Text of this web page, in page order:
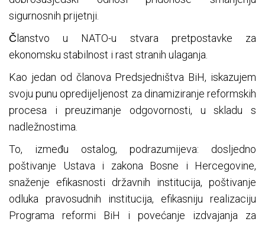
sigurnosnih prijetnji.
Članstvo u NATO-u stvara pretpostavke za
ekonomsku stabilnost i rast stranih ulaganja.
Kao jedan od članova Predsjedništva BiH, iskazujem
svoju punu opredijeljenost za dinamiziranje reformskih
procesa i preuzimanje odgovornosti, u skladu s
nadležnostima.
To, između ostalog, podrazumijeva: dosljedno
poštivanje Ustava i zakona Bosne i Hercegovine,
snaženje efikasnosti državnih institucija, poštivanje
odluka pravosudnih institucija, efikasniju realizaciju
Programa reformi BiH i povećanje izdvajanja za